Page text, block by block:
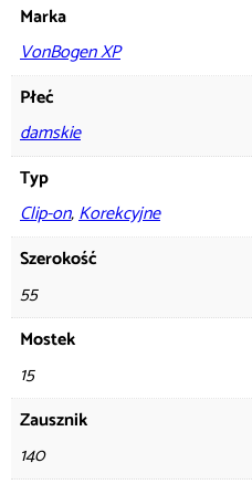
Marka
VonBogen XP
Płeć
damskie
Typ
Clip-on,Korekcyjne
Szerokość
55
Mostek
15
Zausznik
140